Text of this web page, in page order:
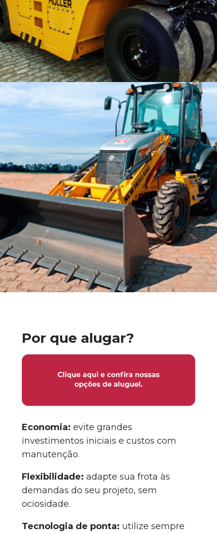
Por que alugar?
Economia: evite grandes
investimentos iniciais e custos com
manutenção.
Flexibilidade: adapte sua frota às
demandas do seu projeto, sem
ociosidade.
Tecnologia de ponta: utilize sempre